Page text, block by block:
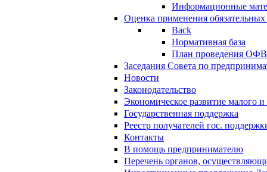
Информационные
Оценка применения
Back
Нормативная база
План проведения
Заседания Совета по
Новости
Законодательство
Экономическое развитие малого и
Государственная поддержка
Реестр получателей гос.
Контакты
В помощь предпринимателю
Перечень органов,